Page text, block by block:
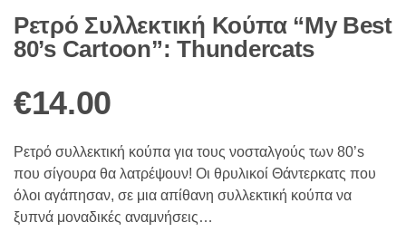
Ρετρό Συλλεκτική Κούπα “My Best
80’s Cartoon”: Thundercats
€14.00
Ρετρό συλλεκτική κούπα για τoυς νοσταλγούς των 80’s
που σίγουρα θα λατρέψουν! Οι θρυλικοί Θάντερκατς που
όλοι αγάπησαν, σε μια απίθανη συλλεκτική κούπα να
ξυπνά μοναδικές αναμνήσεις…